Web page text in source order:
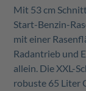
Mit 53 cm
Start-Benzin-
mit einer
Radantrieb und
allein. Die XXL-
robuste 65 Liter